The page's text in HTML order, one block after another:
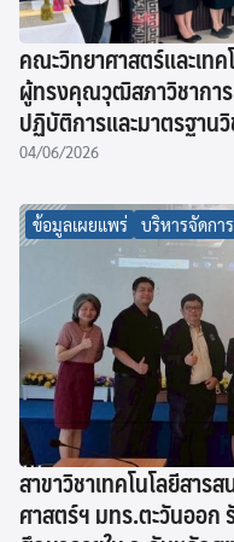
คณะวิทยาศาสตร์และเท
ผู้ทรงคุณวุฒิสภาวิชากา
ปฏิบัติการและมาตรฐาน
04/06/2026
ข้อมูลเผยแพร่ บริหารจัดการ
สาขาวิชาเทคโนโลยีสาร
ศาสตร์ฯ มทร.ตะวันออ